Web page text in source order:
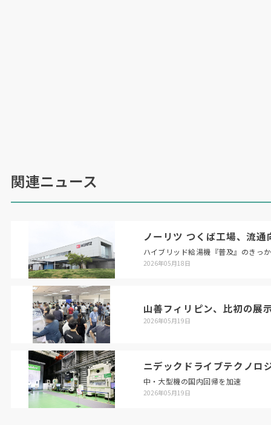
関連ニュース
ノーリツ つくば工場、流
ハイブリッド給湯機『普及』のきっ
2026年05月18日
山善フィリピン、比初の展
2026年05月19日
ニデックドライブテクノ
中・大型機の国内回帰を加速
2026年05月19日